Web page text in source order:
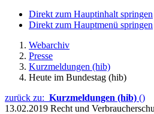
Direkt zum Hauptinhalt springen
Direkt zum Hauptmenü springen
Webarchiv
Presse
Kurzmeldungen (hib)
Heute im Bundestag (hib)
zurück zu: Kurzmeldungen (hib) ()
13.02.2019 Recht und